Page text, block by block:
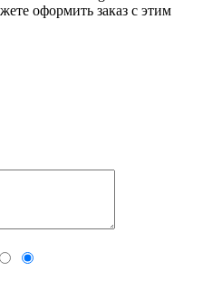
оформить заказ с этим